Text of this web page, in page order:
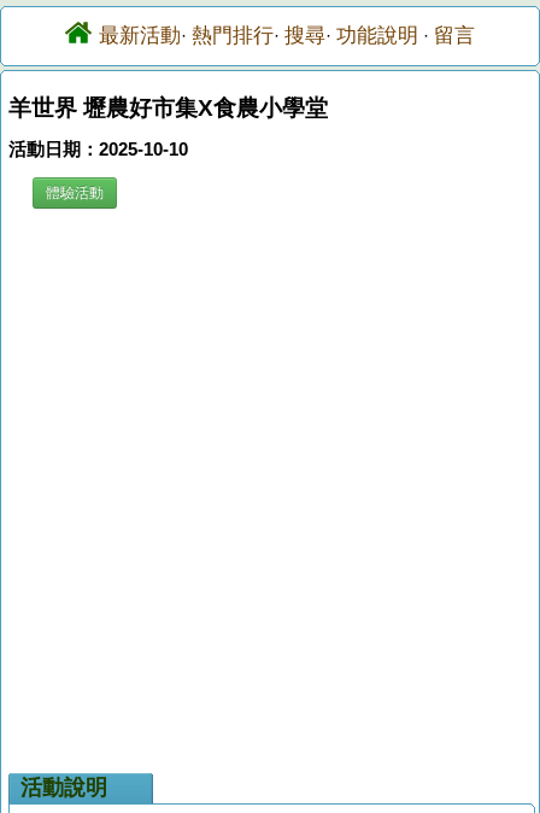
最新活動· 熱門排行· 搜尋· 功能說明 · 留言
羊世界 壢農好市集X食農小學堂
活動日期：2025-10-10
體驗活動
活動說明